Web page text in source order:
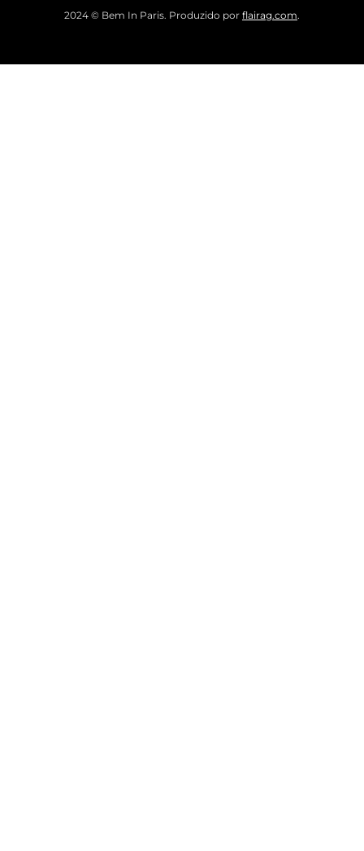
2024 © Bem In Paris. Produzido por flairag.com.